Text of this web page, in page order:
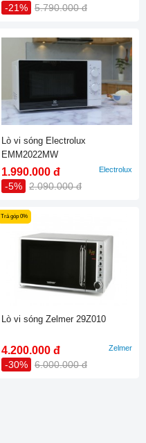
-21% 5.790.000 đ
Lò vi sóng Electrolux
EMM2022MW
1.990.000 đ
-5% 2.090.000 đ
Electrolux
Trả góp 0%
Lò vi sóng Zelmer 29Z010
4.200.000 đ
-30% 6.000.000 đ
Zelmer